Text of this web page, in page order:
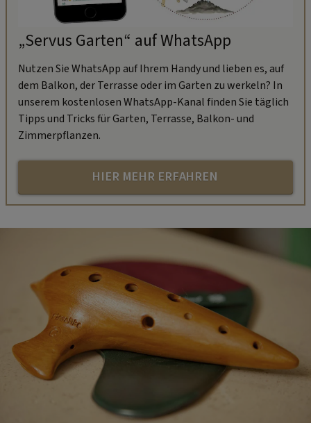
„Servus Garten“ auf WhatsApp
Nutzen Sie WhatsApp auf Ihrem Handy und lieben es, auf
dem Balkon, der Terrasse oder im Garten zu werkeln? In
unserem kostenlosen WhatsApp-Kanal finden Sie täglich
Tipps und Tricks für Garten, Terrasse, Balkon- und
Zimmerpflanzen.
HIER MEHR ERFAHREN